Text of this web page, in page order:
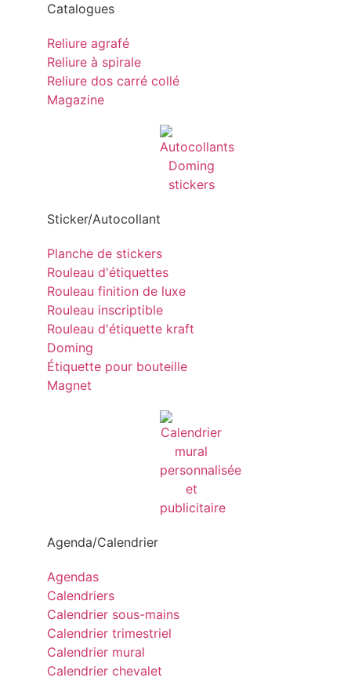
Catalogues
Reliure agrafé
Reliure à spirale
Reliure dos carré collé
Magazine
Sticker/Autocollant
Planche de stickers
Rouleau d'étiquettes
Rouleau finition de luxe
Rouleau inscriptible
Rouleau d'étiquette kraft
Doming
Étiquette pour bouteille
Magnet
Agenda/Calendrier
Agendas
Calendriers
Calendrier sous-mains
Calendrier trimestriel
Calendrier mural
Calendrier chevalet